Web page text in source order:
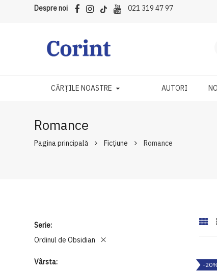
Despre noi 021 319 47 97
CĂRȚILE NOASTRE AUTORI
Romance
Pagina principală Ficțiune Romance
Serie
Ordinul de Obsidian
Vârsta
-